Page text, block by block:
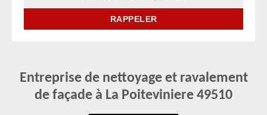
Entreprise de nettoyage et ravalement
de façade à La Poiteviniere 49510